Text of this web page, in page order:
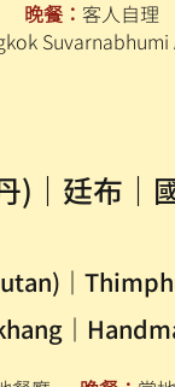
晚餐： 客人自理
)｜廷布｜
｜
｜